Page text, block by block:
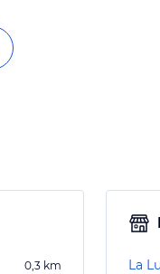
0,3 km La